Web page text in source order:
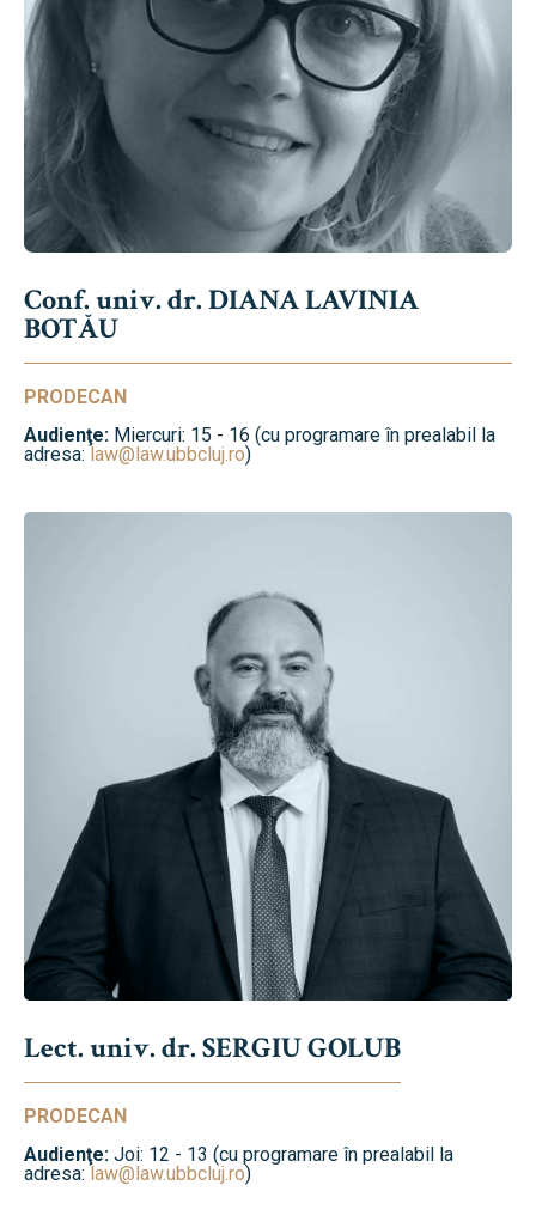
Conf. univ. dr. DIANA LAVINIA
BOTĂU
PRODECAN
Audienţe: Miercuri: 15 - 16 (cu programare în prealabil la
adresa: law@law.ubbcluj.ro)
Lect. univ. dr. SERGIU GOLUB
PRODECAN
Audienţe: Joi: 12 - 13 (cu programare în prealabil la
adresa:law@law.ubbcluj.ro)